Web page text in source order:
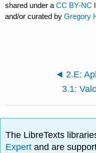
shared under aCC BY-NC
and/or curated byGregory
3.1:
The LibreTexts
Expertand are